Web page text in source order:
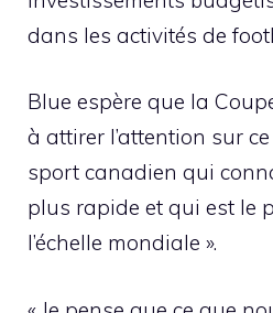
dans les activités de
Blue espère que la
à attirer l’attention sur
sport canadien qui
plus rapide et qui est le
l’échelle mondiale ».